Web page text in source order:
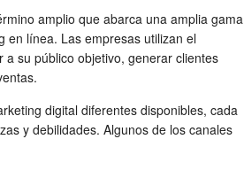
amplio que abarca una amplia gama
en línea. Las empresas utilizan el
a su público objetivo, generar clientes
digital diferentes disponibles, cada
y debilidades. Algunos de los canales